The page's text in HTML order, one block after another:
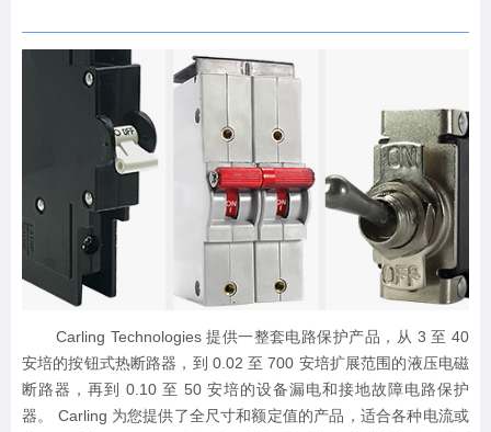
Carling Technologies 提供一整套电路保护产品，从 3 至 40
安培的按钮式热断路器，到 0.02 至 700 安培扩展范围的液压电磁
断路器，再到 0.10 至 50 安培的设备漏电和接地故障电路保护
器。 Carling 为您提供了全尺寸和额定值的产品，适合各种电流或